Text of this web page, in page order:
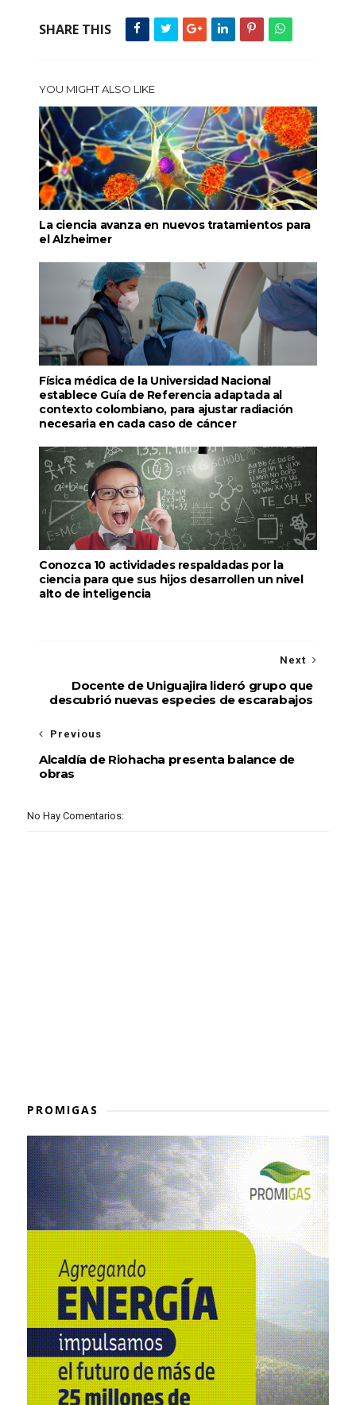
SHARE THIS
YOU MIGHT ALSO LIKE
La ciencia avanza en nuevos tratamientos para
el Alzheimer
Física médica de la Universidad Nacional
establece Guía de Referencia adaptada al
contexto colombiano, para ajustar radiación
necesaria en cada caso de cáncer
Conozca 10 actividades respaldadas por la
ciencia para que sus hijos desarrollen un nivel
alto de inteligencia
Next
Docente de Uniguajira lideró grupo que
descubrió nuevas especies de escarabajos
Previous
Alcaldía de Riohacha presenta balance de
obras
No Hay Comentarios:
PROMIGAS